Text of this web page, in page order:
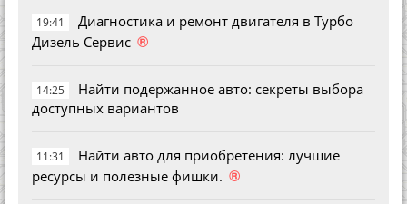
19:41
Диагностика и ремонт двигателя в Турбо
Дизель Сервис ®
14:25
Найти подержанное авто: секреты выбора
доступных вариантов
11:31
Найти авто для приобретения: лучшие
ресурсы и полезные фишки. ®